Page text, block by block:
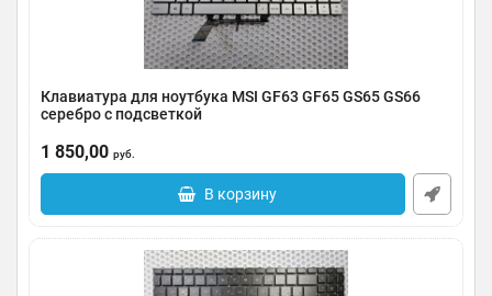
Клавиатура для ноутбука MSI GF63 GF65 GS65 GS66
серебро с подсветкой
1 850,00 руб.
В корзину